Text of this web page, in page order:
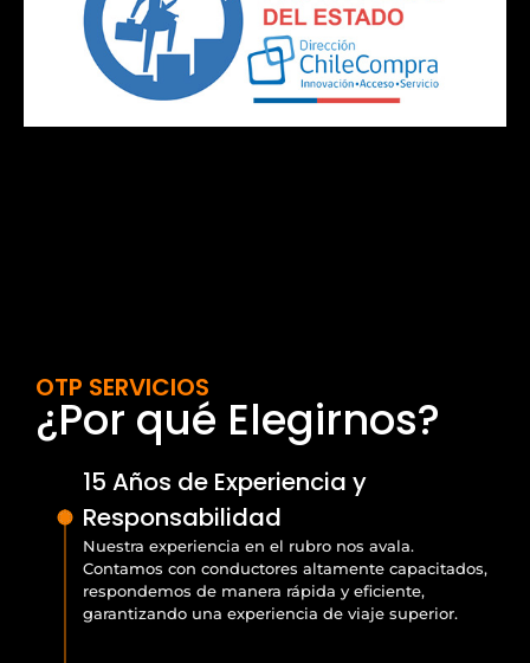
OTP SERVICIOS
¿Por qué Elegirnos?
15 Años de Experiencia y
Responsabilidad
Nuestra experiencia en el rubro nos avala.
Contamos con conductores altamente capacitados,
respondemos de manera rápida y eficiente,
garantizando una experiencia de viaje superior.